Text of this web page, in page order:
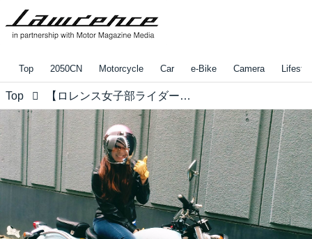
Top 2050CN Motorcycle Car e-Bike Camera
Top 【ロレンス女子部ライダーへの道】Akiko編： 免許取得！そして初！！街乗りデビュ〜♡♡